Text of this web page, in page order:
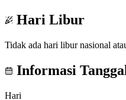
Hari Libur
Tidak ada hari libur nasional
Informasi
Hari